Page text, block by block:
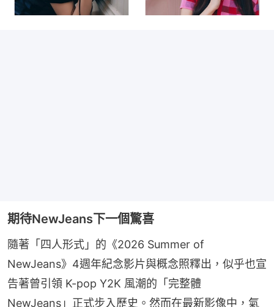
期待NewJeans下一個驚喜
隨著「四人形式」的《2026 Summer of
NewJeans》4週年紀念影片與概念照釋出，似乎也宣
告著曾引領 K-pop Y2K 風潮的「完整體
NewJeans」正式步入歷史。然而在最新影像中，氣